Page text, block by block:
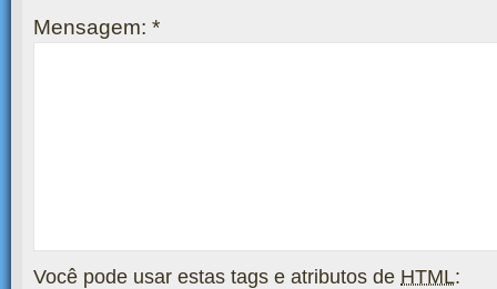
Mensagem: *
Você pode usar estas tags e atributos de HTML: